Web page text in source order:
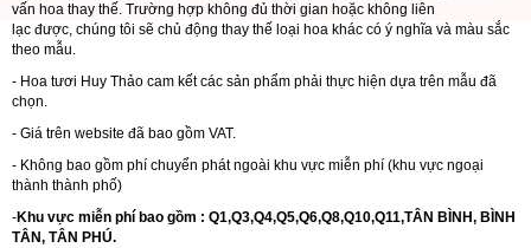
vấn hoa thay thế. Trường hợp không đủ thời gian hoặc không liên
lạc được, chúng tôi sẽ chủ động thay thế loại hoa khác có ý nghĩa và màu sắc
theo mẫu.
- Hoa tươi Huy Thảo cam kết các sản phẩm phải thực hiện dựa trên mẫu đã
chọn.
- Giá trên website đã bao gồm VAT.
- Không bao gồm phí chuyển phát ngoài khu vực miễn phí (khu vực ngoại
thành thành phố)
-Khu vực miễn phí bao gồm : Q1,Q3,Q4,Q5,Q6,Q8,Q10,Q11,TÂN BÌNH, BÌNH
TÂN, TÂN PHÚ.